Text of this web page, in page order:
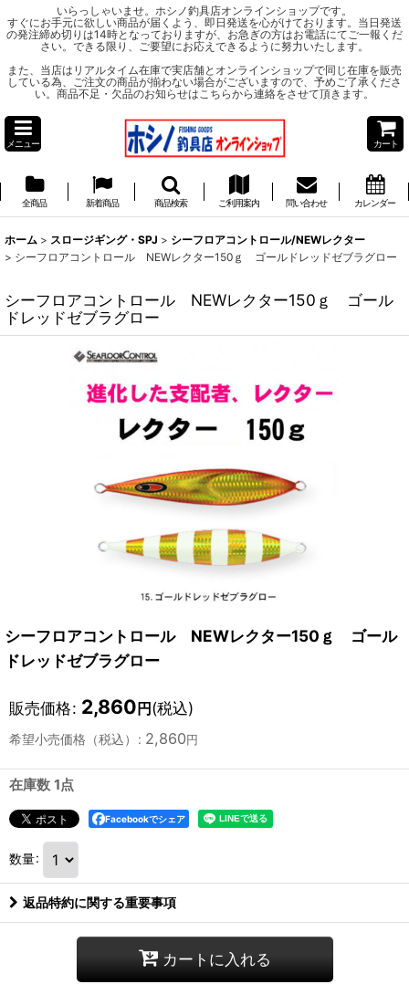
いらっしゃいませ。ホシノ釣具店オンラインショップです。
すぐにお手元に欲しい商品が届くよう、即日発送を心がけております。当日発送
の発注締め切りは14時となっておりますが、お急ぎの方はお電話にてご一報くだ
さい。できる限り、ご要望にお応えできるように努力いたします。
また、当店はリアルタイム在庫で実店舗とオンラインショップで同じ在庫を販売
している為、ご注文の商品が揃わない場合がございますので、予めご了承くださ
い。商品不足・欠品のお知らせはこちらから連絡をさせて頂きます。
メニュー カート
全商品 新着商品 商品検索 ご利用案内 問い合わせ カレンダー
ホーム > スロージギング・SPJ > シーフロアコントロール/NEWレクター
> シーフロアコントロール NEWレクター150ｇ ゴールドレッドゼブラグロー
シーフロアコントロール NEWレクター150ｇ ゴール
ドレッドゼブラグロー
シーフロアコントロール NEWレクター150ｇ ゴール
ドレッドゼブラグロー
販売価格: 2,860円(税込)
希望小売価格（税込） : 2,860円
在庫数 1点
Facebookでシェア
数量:
返品特約に関する重要事項
カートに入れる